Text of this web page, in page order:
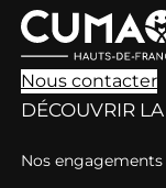
Nous contacter
DÉCOUVRIR
Nos